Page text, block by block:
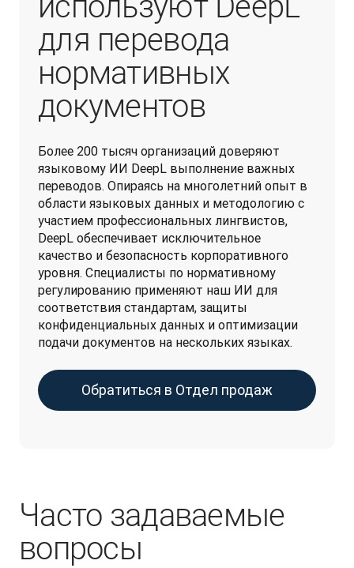
для перевода
нормативных
документов
Более 200 тысяч организаций доверяют
языковому ИИ DeepL выполнение важных
переводов. Опираясь на многолетний опыт в
области языковых данных и методологию с
участием профессиональных лингвистов,
DeepL обеспечивает исключительное
качество и безопасность корпоративного
уровня. Специалисты по нормативному
регулированию применяют наш ИИ для
соответствия стандартам, защиты
конфиденциальных данных и оптимизации
подачи документов на нескольких языках.
Обратиться в Отдел продаж
Часто задаваемые
вопросы